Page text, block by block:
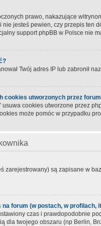
prawo, nakazujące
jesteś pewien, czy przepis ten
support phpBB w Polsce nie
Twój adres IP lub zabronił
cookies utworzonych przez
usuwa cookies utworzone przez
może pomóc w przypadku
zarejestrowany) są zapisane w
na forum (w postach, w profilach,
czas i prawdopodobnie
dla twojego obszaru (np Berlin,